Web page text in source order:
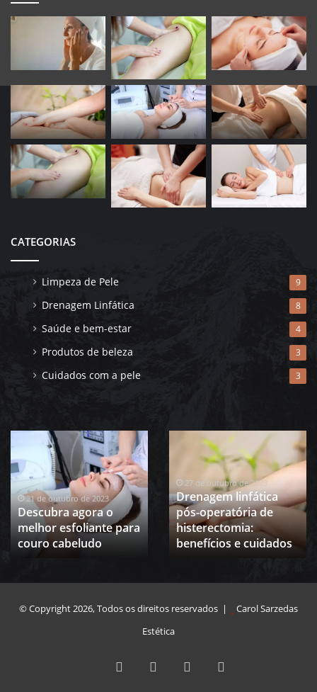
CATEGORIAS
Limpeza de Pele 9
Drenagem Linfática 8
Saúde e bem-estar 4
Produtos de beleza 3
Cuidados com a pele 3
Descubra
o
melhor
esfoliante
para
couro
cabeludo
21 de outubro de 2023
Descubra agora o
melhor esfoliante para
couro cabeludo
Drenagem
operatória
de
histerectomia:
benefícios
27 de outubro de 2023
Drenagem linfática
pós-operatória de
histerectomia:
benefícios e cuidados
© Copyright 2026, Todos os direitos reservados |
Carol Sarzedas
Estética
FacebookTwitter YouTube